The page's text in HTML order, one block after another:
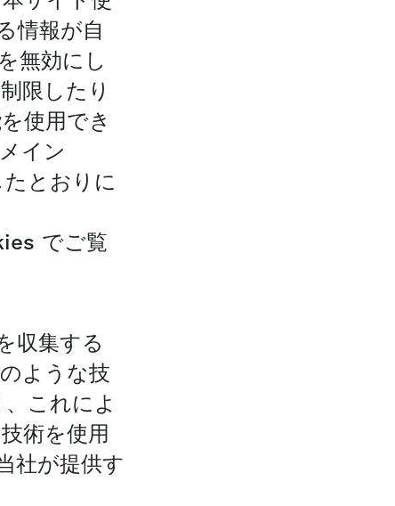
情報が自
無効にし
限したり
使用でき
イン
とおりに
でご覧
収集する
ような技
これによ
術を使用
社が提供す